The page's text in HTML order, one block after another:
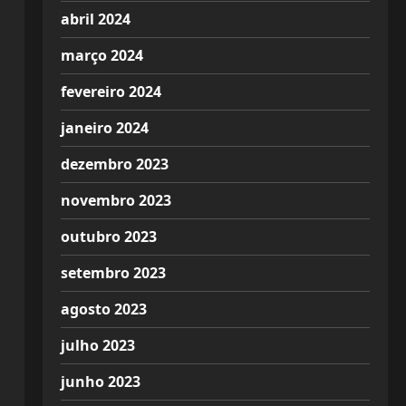
abril 2024
março 2024
fevereiro 2024
janeiro 2024
dezembro 2023
novembro 2023
outubro 2023
setembro 2023
agosto 2023
julho 2023
junho 2023